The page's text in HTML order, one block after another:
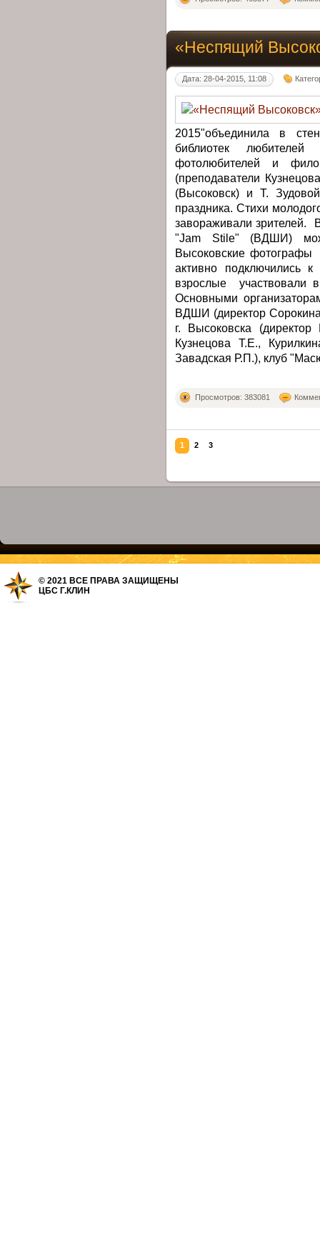
«Неспящий
Дата: 28-04-2015, 11:08
2015"объединила в
библиотек
фотолюбителей и
(преподаватели
(Высоковск) и Т.
праздника. Стихи
завораживали зрителей.
"Jam Stile" (ВДШИ)
Высоковские
активно подключились
взрослые участвовали в
Основными
ВДШИ (директор
г. Высоковска
Кузнецова Т.Е.,
Завадская Р.П.), клуб
Просмотров: 383081
1 2 3
© 2021 ВСЕ ПРАВА ЗАЩИЩЕНЫ
ЦБС Г.КЛИН